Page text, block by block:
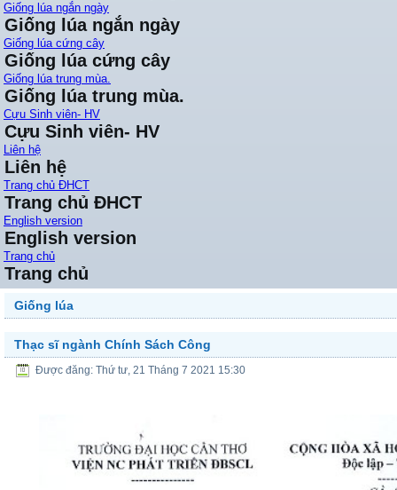
Giống lúa ngắn ngày
Giống lúa ngắn ngày
Giống lúa cứng cây
Giống lúa cứng cây
Giống lúa trung mùa.
Giống lúa trung mùa.
Cựu Sinh viên- HV
Cựu Sinh viên- HV
Liên hệ
Liên hệ
Trang chủ ĐHCT
Trang chủ ĐHCT
English version
English version
Trang chủ
Trang chủ
Giống lúa
Thạc sĩ ngành Chính Sách Công
Được đăng: Thứ tư, 21 Tháng 7 2021 15:30